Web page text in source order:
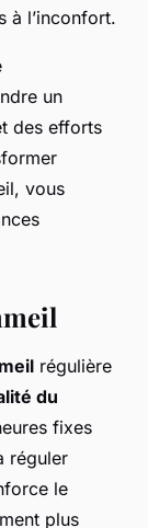
à l’inconfort.
un
des efforts
vous
régulière
du
fixes
réguler
le
plus